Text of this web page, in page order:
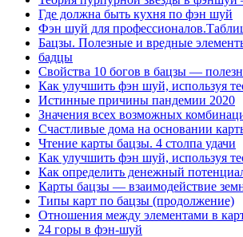
Где должна быть кухня по фэн шуй
Фэн шуй для
Бацзы. Полезные и вредные
бадцы
Свойства 10 богов в бацзы —
Как улучшить фэн шуй, используя
Истинные причины пандемии 2020
Значения всех возможных
Счастливые дома на основании
Чтение карты бацзы. 4 столпа удачи
Как улучшить фэн шуй, используя
Как определить денежный
Карты бацзы — взаимодействие
Типы карт по бацзы (продолжение)
Отношения между элементами в
24 горы в фэн-шуй